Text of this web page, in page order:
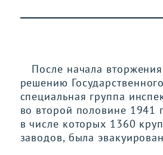
После начала
решению
специальная группа
во второй половине 1941
в числе которых 1360
заводов, была